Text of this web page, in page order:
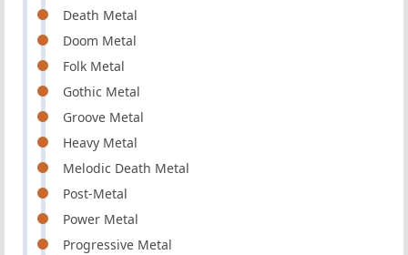
Death Metal
Doom Metal
Folk Metal
Gothic Metal
Groove Metal
Heavy Metal
Melodic Death Metal
Post-Metal
Power Metal
Progressive Metal